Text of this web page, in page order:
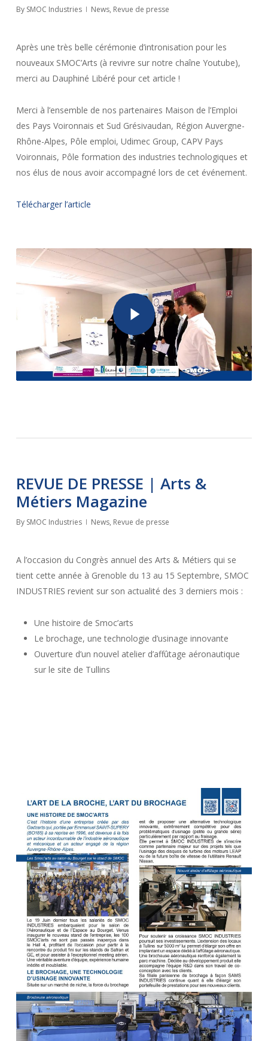
By SMOC Industries News, Revue de presse
Après une très belle cérémonie d’intronisation pour les
nouveaux SMOC’Arts (à revivre sur notre chaîne Youtube),
merci au Dauphiné Libéré pour cet article !
Merci à l’ensemble de nos partenaires Maison de l’Emploi
des Pays Voironnais et Sud Grésivaudan, Région Auvergne-
Rhône-Alpes, Pôle emploi, Udimec Group, CAPV Pays
Voironnais, Pôle formation des industries technologiques et
nos élus de nous avoir accompagné lors de cet événement.
Télécharger l’article
Play Video
Play Video
REVUE DE PRESSE | Arts &
Métiers Magazine
By SMOC Industries News, Revue de presse
A l’occasion du Congrès annuel des Arts & Métiers qui se
tient cette année à Grenoble du 13 au 15 Septembre, SMOC
INDUSTRIES revient sur son actualité des 3 derniers mois :
Une histoire de Smoc’arts
Le brochage, une technologie d’usinage innovante
Ouverture d’un nouvel atelier d’affûtage aéronautique
sur le site de Tullins